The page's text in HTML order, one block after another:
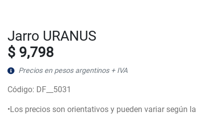
Jarro URANUS
$ 9,798
Precios en pesos argentinos + IVA
Código: DF__5031
•Los precios son orientativos y pueden variar según la